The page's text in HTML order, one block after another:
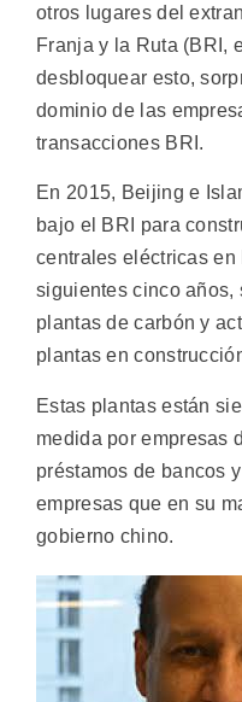
otros lugares del
Franja y la Ruta (BRI,
desbloquear esto,
dominio de las
transacciones BRI.
En 2015, Beijing e
bajo el BRI para
centrales eléctricas
siguientes cinco años,
plantas de carbón y
plantas en
Estas plantas están
medida por empresas
préstamos de bancos
empresas que en su
gobierno chino.